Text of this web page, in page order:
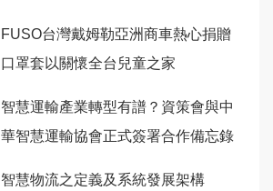
FUSO台灣戴姆勒亞洲商車熱心捐贈
口罩套以關懷全台兒童之家
智慧運輸產業轉型有譜？資策會與中
華智慧運輸協會正式簽署合作備忘錄
智慧物流之定義及系統發展架構